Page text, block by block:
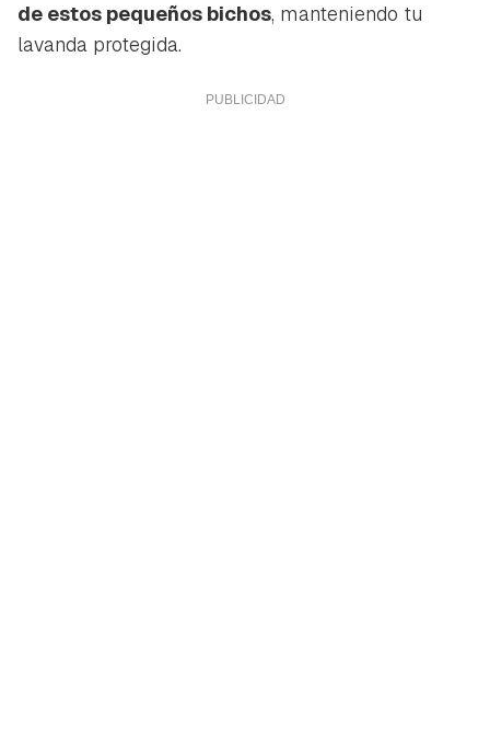
de estos pequeños bichos, manteniendo tu
lavanda protegida.